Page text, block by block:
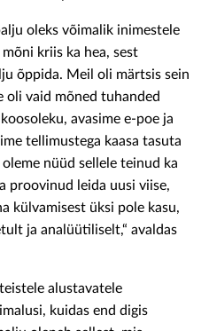
oleks võimalik inimestele
kriis ka hea, sest
õppida. Meil oli märtsis sein
oli vaid mõned tuhanded
avasime e-poe ja
tellimustega kaasa tasuta
nüüd sellele teinud ka
proovinud leida uusi viise,
külvamisest üksi pole kasu,
ja analüütiliselt,“ avaldas
alustavatele
kuidas end digis